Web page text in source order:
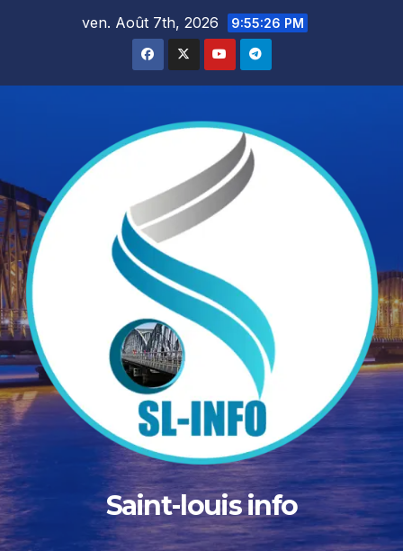
ven. Août 7th, 2026 9:55:27 PM
Saint-louis info